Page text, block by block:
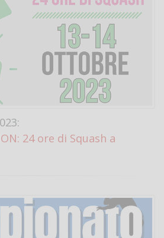
24 ore di Squash a